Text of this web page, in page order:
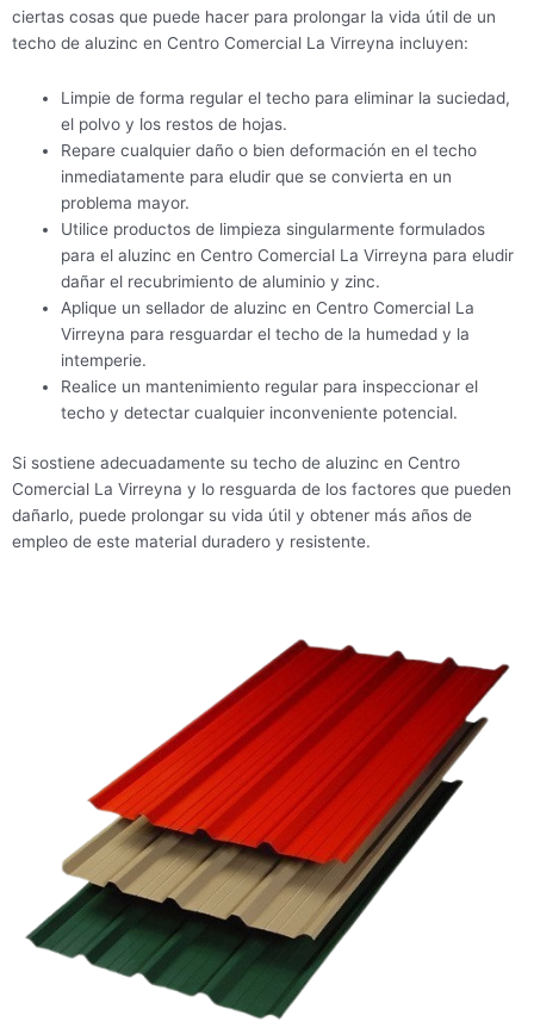
ciertas cosas que puede hacer para prolongar la vida útil de un
techo de aluzinc en Centro Comercial La Virreyna incluyen:
Limpie de forma regular el techo para eliminar la suciedad,
el polvo y los restos de hojas.
Repare cualquier daño o bien deformación en el techo
inmediatamente para eludir que se convierta en un
problema mayor.
Utilice productos de limpieza singularmente formulados
para el aluzinc en Centro Comercial La Virreyna para eludir
dañar el recubrimiento de aluminio y zinc.
Aplique un sellador de aluzinc en Centro Comercial La
Virreyna para resguardar el techo de la humedad y la
intemperie.
Realice un mantenimiento regular para inspeccionar el
techo y detectar cualquier inconveniente potencial.
Si sostiene adecuadamente su techo de aluzinc en Centro
Comercial La Virreyna y lo resguarda de los factores que pueden
dañarlo, puede prolongar su vida útil y obtener más años de
empleo de este material duradero y resistente.